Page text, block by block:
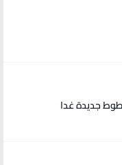
جديدة غدا